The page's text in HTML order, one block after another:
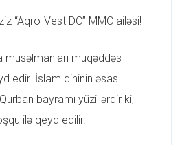
“Aqro-Vest DC” MMC ailəsi!
müsəlmanları müqəddəs
edir. İslam dininin əsas
bayramı yüzillərdir ki,
ilə qeyd edilir.